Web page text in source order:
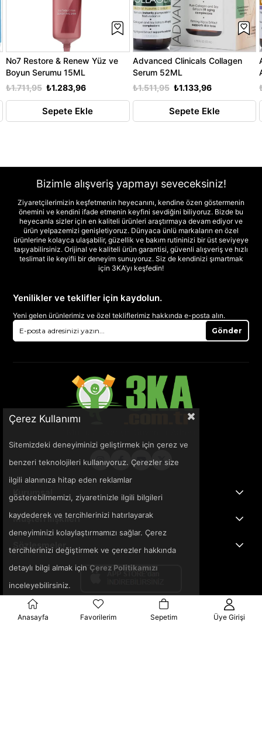
No7 Restore & Renew Yüz ve
Boyun Serumu 15ML
₺1.283,96
₺1.711,95
Sepete Ekle
Advanced Clinicals Collagen
Serum 52ML
₺1.133,96
₺1.511,95
Sepete Ekle
Bizimle alışveriş yapmayı seveceksiniz!
Ziyaretçilerimizin keşfetmenin heyecanını, kendine özen göstermenin
önemini ve kendini ifade etmenin keyfini sevdiğini biliyoruz. Bizde bu
heyecanla sizler için en kaliteli ürünleri araştırmaya devam ediyor ve
ürün yelpazemizi genişletiyoruz. Dünyaca ünlü markaların en özel
ürünlerine kolayca ulaşabilir, güzellik ve bakım rutininizi bir üst seviyeye
taşıyabilirsiniz. Orijinal ve kaliteli ürün garantisi, güvenli alışveriş ve hızlı
teslimat ile keyifli bir deneyim sunuyoruz. Siz de kendinizi şımartmak
için 3KA’yı keşfedin!
Yenilikler ve teklifler için kaydolun.
Yeni gelen ürünlerimiz ve özel tekliflerimiz hakkında e-posta alın.
Gönder
Kurumsal
Müşteri İlişkileri
Sözleşmeler
Çerez Kullanımı
Sitemizdeki deneyiminizi geliştirmek için çerez ve
benzeri teknolojileri kullanıyoruz. Çerezler size
ilgili alanınıza hitap eden reklamlar
gösterebilmemizi, ziyaretinizle ilgili bilgileri
kaydederek ve tercihlerinizi hatırlayarak
deneyiminizi kolaylaştırmamızı sağlar. Çerez
tercihlerinizi değiştirmek ve çerezler hakkında
detaylı bilgi almak için Çerez Politikamızı
inceleyebilirsiniz.
Anasayfa Favorilerim Sepetim Üye Girişi